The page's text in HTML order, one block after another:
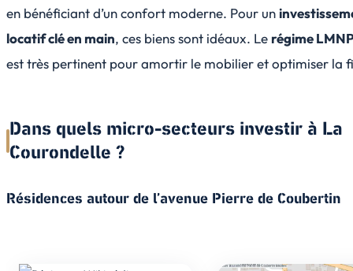
en bénéficiant d’un confort moderne. Pour un
locatif clé en main, ces biens sont idéaux. Le régime
est très pertinent pour amortir le mobilier et optimiser la
Dans quels micro-secteurs investir à La
Courondelle ?
Résidences autour de l’avenue Pierre de Coubertin